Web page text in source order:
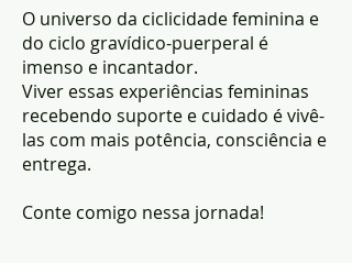
O universo da ciclicidade feminina e
do ciclo gravídico-puerperal é
imenso e incantador.
Viver essas experiências femininas
recebendo suporte e cuidado é vivê-
las com mais potência, consciência e
entrega.
Conte comigo nessa jornada!